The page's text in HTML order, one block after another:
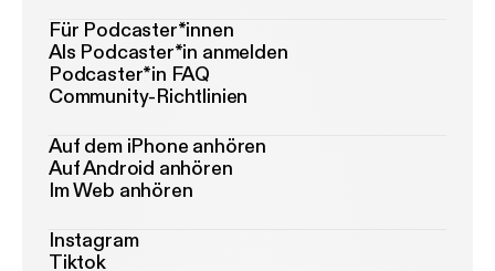
Für Podcaster*innen
Als Podcaster*in anmelden
Podcaster*in FAQ
Community-Richtlinien
Auf dem iPhone anhören
Auf Android anhören
Im Web anhören
Instagram
Tiktok